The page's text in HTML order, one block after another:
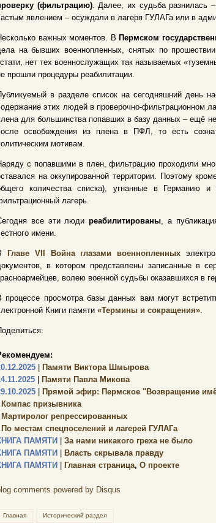
(фильтрацию). Далее, их судьба разнилась
явлением – осуждали в лагеря ГУЛАГа или в
важных моментов. В Пермском
на бывших военнопленных, снятых по
нет тех военнослужащих так называемых
прошли процедуры реабилитации.
в разделе список на сегодняшний день
этих людей в проверочно-фильтрационном
для большинства попавших в базу данных – ещё
освобождения из плена в ПФЛ, то есть
мотивам.
с попавшими в плен, фильтрацию проходили
на оккупированной территории. Поэтому
количества списка), угнанные в Германию
лагерь.
все эти людиреабилитированы, а
имени.
Главе VII Война глазами военнопленных
в котором представлены записанные в
волею военной судьбы оказавшихся в
процессе просмотра базы данных вам могут
Книги памяти «Термины и сокращения».
Памяти Виктора Шмырова
Памяти Павла Микова
Прямой эфир: Пермское "Возвращение
Компас призывника
Мартиролог репрессированных
По местам спецпоселений и лагерей ГУЛАГа
ПАМЯТИ
За нами никакого греха не было
ПАМЯТИ
Власть скрывала правду
ПАМЯТИ
Главная страница, О проекте
comments powered by Disqus
Главная Исторический раздел